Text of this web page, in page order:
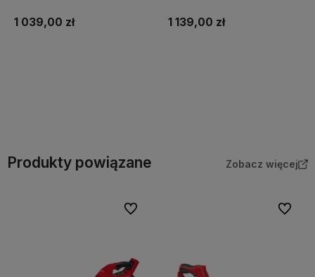
1 039,00 zł 1 139,00 zł
Produkty powiązane Zobacz więcej
Do ulubionych Do